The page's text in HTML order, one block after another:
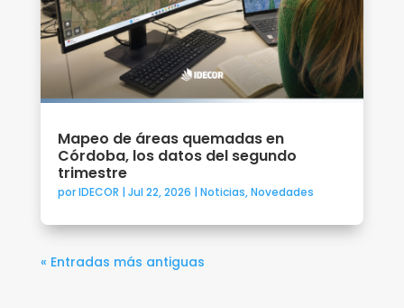
Mapeo de áreas quemadas en
Córdoba, los datos del segundo
trimestre
porIDECOR | Jul 22, 2026 | Noticias,Novedades
« Entradas más antiguas